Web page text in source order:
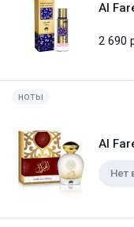
Al
2 690
ноты
Al
Нет